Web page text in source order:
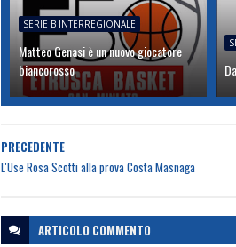
SERIE B INTERREGIONALE
Matteo Genasi è un nuovo giocatore
biancorosso
PRECEDENTE
L'Use Rosa Scotti alla prova Costa Masnaga
ARTICOLO COMMENTO